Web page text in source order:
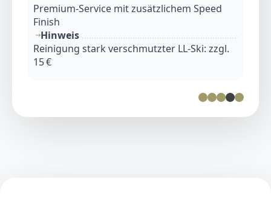
Premium-Service mit zusätzlichem Speed
Finish
Hinweis
Reinigung stark verschmutzter LL-Ski: zzgl.
15 €